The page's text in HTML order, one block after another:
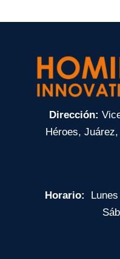
Dirección:
Héroes,
Horario: